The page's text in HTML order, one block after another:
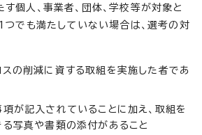
個人、事業者、団体、学校等が対象と
つでも満たしていない場合は、選考の対
の削減に資する取組を実施した者であ
が記入されていることに加え、取組を
写真や書類の添付があること